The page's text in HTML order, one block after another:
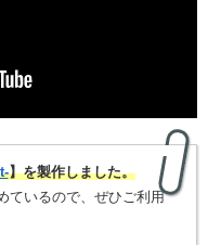
】を製作しました。
ているので、ぜひご利用